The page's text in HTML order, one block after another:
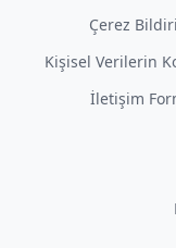
Çerez
Kişisel Verilerin
İletişim